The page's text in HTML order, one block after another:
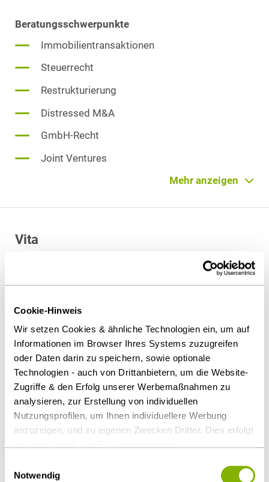
Cookie-Hinweis
Wir setzen Cookies & ähnliche Technologien ein, um auf
Informationen im Browser Ihres Systems zuzugreifen
oder Daten darin zu speichern, sowie optionale
Technologien - auch von Drittanbietern, um die Website-
Zugriffe & den Erfolg unserer Werbemaßnahmen zu
analysieren, zur Erstellung von individuellen
Nutzungsprofilen, um Ihnen individuellere Werbung
anzuzeigen, und zu eigenen Zwecken Dritter. Dies erfolgt
Regelungen das Risiko des staatlichen Zugriffs &
Notwendig
Beratungsschwerpunkte
Immobilientransaktionen
Steuerrecht
Restrukturierung
Distressed M&A
GmbH-Recht
Joint Ventures
Mehr anzeigen
Vita
Bestellung zum Steuerberater
Zugelassen
seit 2001
Ausbildung und frühere Tätigkeiten
Clifford Chance, Düsseldorf, Partner
2008-2011
Baker & McKenzie, Frankfurt/München,
Flick Gocke Schaumburg, Bonn, Referendar und